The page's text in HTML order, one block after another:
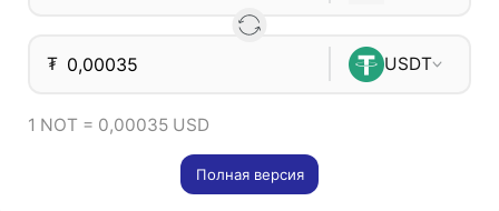
₮ USDT
1 NOT = 0,00035 USD
Полная версия